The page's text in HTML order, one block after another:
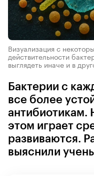
Визуализация с
действительности
выглядеть иначе и в
Бактерии с
все более
антибиотикам.
этом играет
развиваются.
выяснили